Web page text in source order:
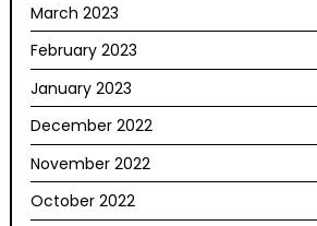
March 2023
February 2023
January 2023
December 2022
November 2022
October 2022